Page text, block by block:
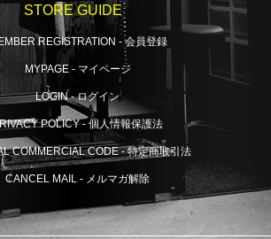
STORE GUIDE
REGISTRATION - 会員登録
MYPAGE - マイページ
LOGIN - ログイン
POLICY - 個人情報保護法
COMMERCIAL CODE - 特定商取引法
CANCEL MAIL - メルマガ解除